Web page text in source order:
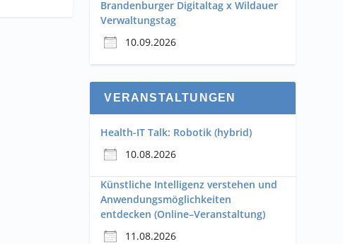
Brandenburger Digitaltag x Wildauer
Verwaltungstag
10.09.2026
VERANSTALTUNGEN
Health-IT Talk: Robotik (hybrid)
10.08.2026
Künstliche Intelligenz verstehen und
Anwendungsmöglichkeiten
entdecken (Online–Veranstaltung)
11.08.2026